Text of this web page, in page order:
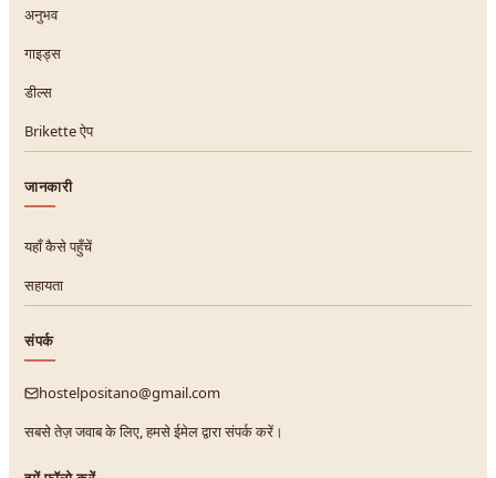
अनुभव
गाइड्स
डील्स
Brikette ऐप
जानकारी
यहाँ कैसे पहुँचें
सहायता
संपर्क
hostelpositano@gmail.com
सबसे तेज़ जवाब के लिए, हमसे ईमेल द्वारा संपर्क करें।